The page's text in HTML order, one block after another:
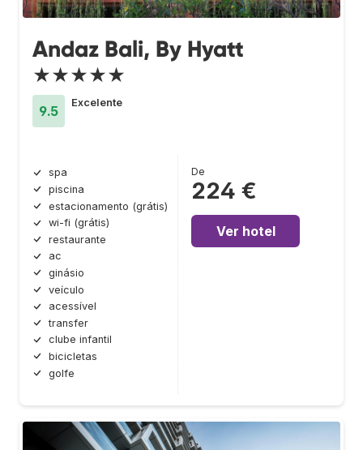
Andaz Bali, By Hyatt
★★★★★
9.5
Excelente
spa
piscina
estacionamento (grátis)
wi-fi (grátis)
restaurante
ac
ginásio
veículo
acessível
transfer
clube infantil
bicicletas
golfe
De
224 €
Ver hotel